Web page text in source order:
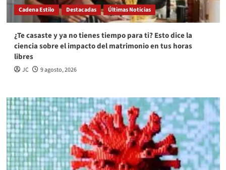
Cadena Estilo Destacadas Últimas Noticias
¿Te casaste y ya no tienes tiempo para ti? Esto dice la
ciencia sobre el impacto del matrimonio en tus horas
libres
JC 9 agosto, 2026